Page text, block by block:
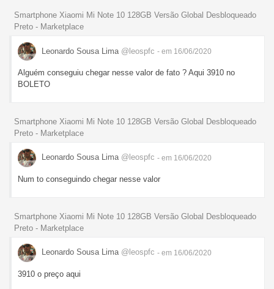
Smartphone Xiaomi Mi Note 10 128GB Versão Global Desbloqueado
Preto - Marketplace
Leonardo Sousa Lima @leospfc - em 16/06/2020
Alguém conseguiu chegar nesse valor de fato ? Aqui 3910 no
BOLETO
Smartphone Xiaomi Mi Note 10 128GB Versão Global Desbloqueado
Preto - Marketplace
Leonardo Sousa Lima @leospfc - em 16/06/2020
Num to conseguindo chegar nesse valor
Smartphone Xiaomi Mi Note 10 128GB Versão Global Desbloqueado
Preto - Marketplace
Leonardo Sousa Lima @leospfc - em 16/06/2020
3910 o preço aqui